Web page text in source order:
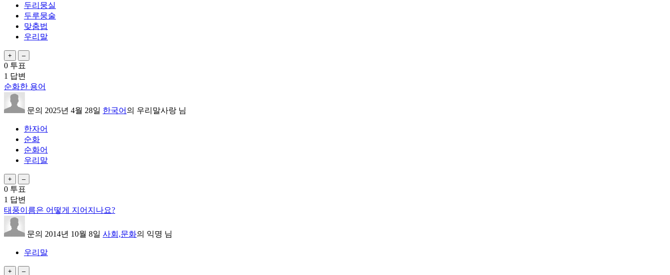
두리뭉실
두루뭉술
맞춤법
우리말
0 투표
1 답변
순화한 용어
문의 2025년 4월 28일 한국어 의 우리말사랑 님
한자어
순화
순화어
우리말
0 투표
1 답변
태풍이름은 어떻게 지어지나요?
문의 2014년 10월 8일 사회,문화의 익명 님
우리말